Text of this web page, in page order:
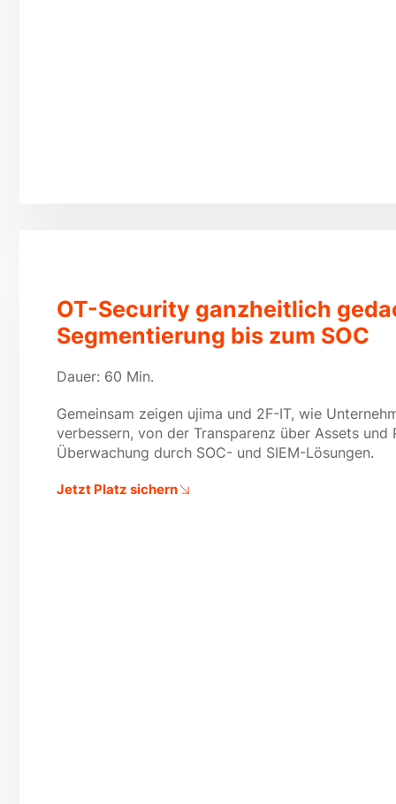
OT-Security ganzheitlich
Segmentierung bis zum SOC
Dauer: 60 Min.
Gemeinsam zeigen ujima und 2F-IT, wie
verbessern, von der Transparenz über Assets
Überwachung durch SOC- und SIEM-Lösungen.
Jetzt Platz sichern